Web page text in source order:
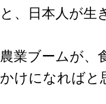
と、日本人が生
農業ブームが、
かけになればと